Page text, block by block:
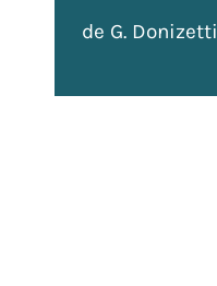
de G. Donizetti